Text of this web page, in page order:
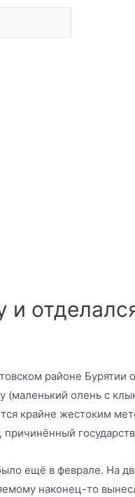
районе Бурятии
(маленький олень с
крайне жестоким
ещё в феврале. На
наконец-то